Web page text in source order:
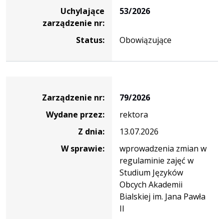
Uchylające
zarządzenie nr:
53/2026
Status: Obowiązujące
Zarządzenie nr:
79/2026
Wydane przez:
rektora
Z dnia:
13.07.2026
W sprawie:
wprowadzenia zmian w
regulaminie zajęć w
Studium Języków
Obcych Akademii
Bialskiej im. Jana Pawła
II